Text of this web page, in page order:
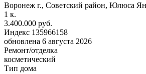
Воронеж г., Советский район, Юлюса
1 к.
3.400.000 руб.
Индекс 135966158
обновлена 6 августа 2026
Ремонт/отделка
косметический
Тип дома